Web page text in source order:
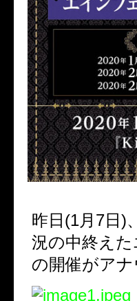
昨日(1月7日)
況の中終え
の開催がアナ